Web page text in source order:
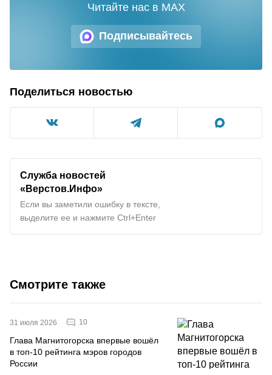
Подписывайтесь
Читайте нас в MAX
Поделиться новостью
Служба новостей
«Верстов.Инфо»
Если вы заметили ошибку в тексте,
выделите ее и нажмите Ctrl+Enter
Смотрите также
31 июля 2026 10
Глава Магнитогорска впервые вошёл
в топ-10 рейтинга мэров городов
России